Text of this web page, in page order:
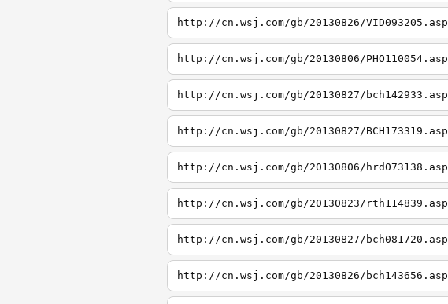
http://cn.wsj.com/gb/20130826/VID093205.asp
http://cn.wsj.com/gb/20130806/PHO110054.asp
http://cn.wsj.com/gb/20130827/bch142933.asp
http://cn.wsj.com/gb/20130827/BCH173319.asp
http://cn.wsj.com/gb/20130806/hrd073138.asp
http://cn.wsj.com/gb/20130823/rth114839.asp
http://cn.wsj.com/gb/20130827/bch081720.asp
http://cn.wsj.com/gb/20130826/bch143656.asp